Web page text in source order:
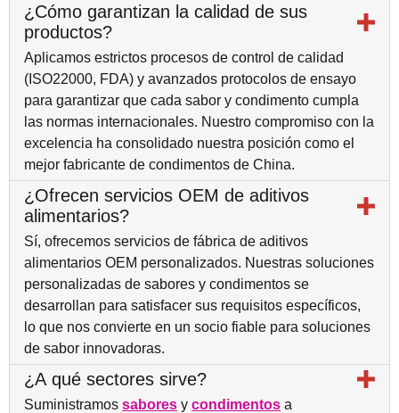
¿Cómo garantizan la calidad de sus
productos?
Aplicamos estrictos procesos de control de calidad
(ISO22000, FDA) y avanzados protocolos de ensayo
para garantizar que cada sabor y condimento cumpla
las normas internacionales. Nuestro compromiso con la
excelencia ha consolidado nuestra posición como el
mejor fabricante de condimentos de China.
¿Ofrecen servicios OEM de aditivos
alimentarios?
Sí, ofrecemos servicios de fábrica de aditivos
alimentarios OEM personalizados. Nuestras soluciones
personalizadas de sabores y condimentos se
desarrollan para satisfacer sus requisitos específicos,
lo que nos convierte en un socio fiable para soluciones
de sabor innovadoras.
¿A qué sectores sirve?
Suministramos sabores y condimentos a